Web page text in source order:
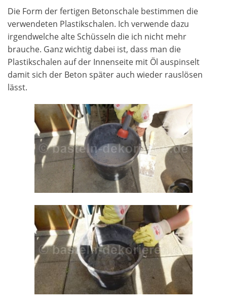
Die Form der fertigen Betonschale bestimmen die
verwendeten Plastikschalen. Ich verwende dazu
irgendwelche alte Schüsseln die ich nicht mehr
brauche. Ganz wichtig dabei ist, dass man die
Plastikschalen auf der Innenseite mit Öl auspinselt
damit sich der Beton später auch wieder rauslösen
lässt.